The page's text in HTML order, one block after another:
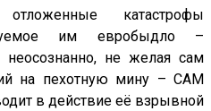
катастрофы
им евробыдло –
неосознанно, не желая сам
на пехотную мину – САМ
в действие её взрывной